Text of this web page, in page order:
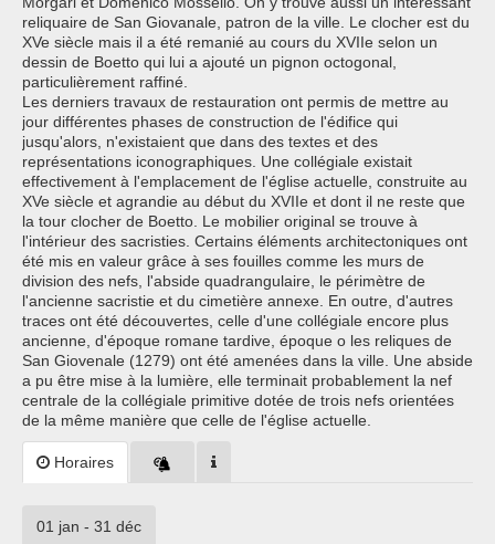
reliquaire de San Giovanale, patron de la ville. Le clocher est du
XVe siècle mais il a été remanié au cours du XVIIe selon un
dessin de Boetto qui lui a ajouté un pignon octogonal,
particulièrement raffiné.
Les derniers travaux de restauration ont permis de mettre au
jour différentes phases de construction de l'édifice qui
jusqu'alors, n'existaient que dans des textes et des
représentations iconographiques. Une collégiale existait
effectivement à l'emplacement de l'église actuelle, construite au
XVe siècle et agrandie au début du XVIIe et dont il ne reste que
la tour clocher de Boetto. Le mobilier original se trouve à
l'intérieur des sacristies. Certains éléments architectoniques ont
été mis en valeur grâce à ses fouilles comme les murs de
division des nefs, l'abside quadrangulaire, le périmètre de
l'ancienne sacristie et du cimetière annexe. En outre, d'autres
traces ont été découvertes, celle d'une collégiale encore plus
ancienne, d'époque romane tardive, époque o les reliques de
San Giovenale (1279) ont été amenées dans la ville. Une abside
a pu être mise à la lumière, elle terminait probablement la nef
centrale de la collégiale primitive dotée de trois nefs orientées
de la même manière que celle de l'église actuelle.
Horaires
01 jan - 31 déc